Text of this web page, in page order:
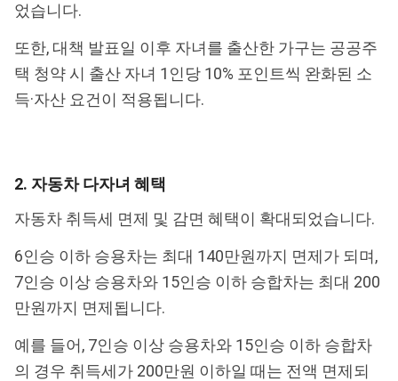
었습니다.
또한, 대책 발표일 이후 자녀를 출산한 가구는 공공주
택 청약 시 출산 자녀 1인당 10% 포인트씩 완화된 소
득·자산 요건이 적용됩니다.
2. 자동차 다자녀 혜택
자동차 취득세 면제 및 감면 혜택이 확대되었습니다.
6인승 이하 승용차는 최대 140만원까지 면제가 되며,
7인승 이상 승용차와 15인승 이하 승합차는 최대 200
만원까지 면제됩니다.
예를 들어, 7인승 이상 승용차와 15인승 이하 승합차
의 경우 취득세가 200만원 이하일 때는 전액 면제되